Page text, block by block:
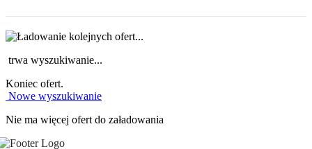
trwa wyszukiwanie...
Koniec ofert.
Nowe wyszukiwanie
Nie ma więcej ofert do załadowania